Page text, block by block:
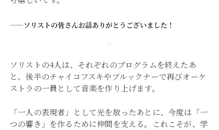
——ソリストの皆さんお話ありがとうございました！
ソリストの4人は、それぞれのプログラムを終えたあ
と、後半のチャイコフスキやブルックナーで再びオーケ
ストラの一員として音楽を作り上げます。
「一人の表現者」として光を放ったあとに、今度は「一
つの響き」を作るために仲間を支える。これこそが、学